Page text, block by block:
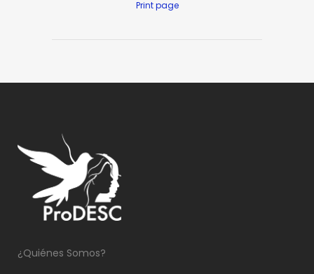
Print page
¿Quiénes Somos?